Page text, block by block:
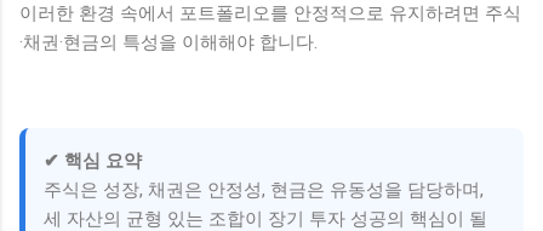
이러한 환경 속에서 포트폴리오를 안정적으로 유지하려면 주식
·채권·현금의 특성을 이해해야 합니다.
✔ 핵심 요약
주식은 성장, 채권은 안정성, 현금은 유동성을 담당하며,
세 자산의 균형 있는 조합이 장기 투자 성공의 핵심이 될